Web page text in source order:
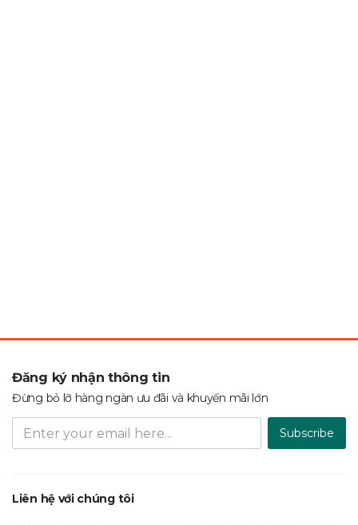
Đăng ký nhận thông tin
Đừng bỏ lỡ hàng ngàn ưu đãi và khuyến mãi lớn
Subscribe
Liên hệ với chúng tôi